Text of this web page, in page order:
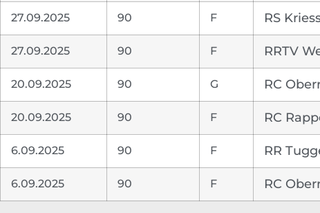
27.09.2025 90 F RS
27.09.2025 90 F RRTV
20.09.2025 90 G RC
20.09.2025 90 F RC
6.09.2025 90 F RR
6.09.2025 90 F RC